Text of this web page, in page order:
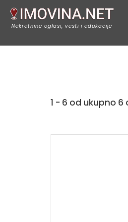
Nekretnine oglasi, vesti i edukacije
1 - 6 od ukupno